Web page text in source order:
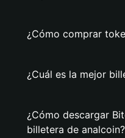
¿Cómo comprar
¿Cuál es la mejor
¿Cómo descargar
billetera de analcoin?